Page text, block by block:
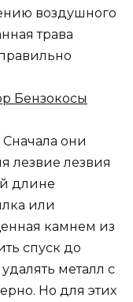
воздушного
трава
Бензокосы
они
лезвие лезвия
длине
или
камнем из
спуск до
металл с
Но для этих